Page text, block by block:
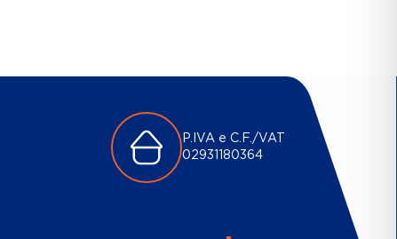
P.IVA e C.F./VAT
02931180364